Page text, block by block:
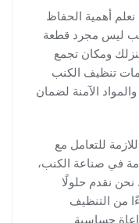
نعلم أهمية الحفاظ
ليس مجرد قطعة
ومكان تجمع
تنظيف الكنب
الآمنة لضمان
للتعامل مع
في صناعة الكنب،
نقدم حلولًا
من التنظيف
حساسية